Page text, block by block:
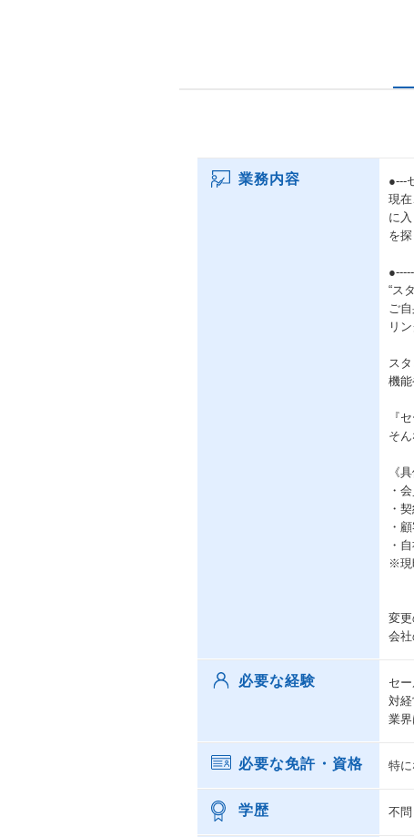
業務内容
●---
現
に
を
“ス
ご
リ
ス
機
『
そ
《
・
・
・
・
※現
変
会
必要な経験
セ
対
業
必要な免許・資格 特に
学歴 不問